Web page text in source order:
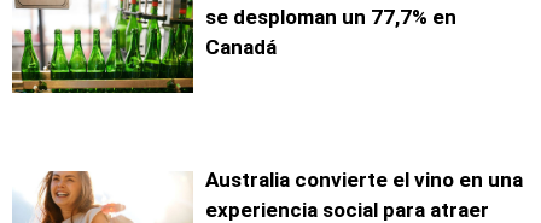
se desploman un 77,7% en
Canadá
Australia convierte el vino en una
experiencia social para atraer